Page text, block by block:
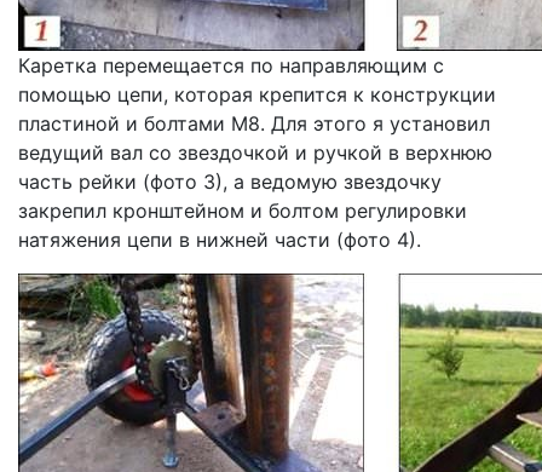
Каретка перемещается по направляющим с
помощью цепи, которая крепится к конструкции
пластиной и болтами М8. Для этого я установил
ведущий вал со звездочкой и ручкой в ​​верхнюю
часть рейки (фото 3), а ведомую звездочку
закрепил кронштейном и болтом регулировки
натяжения цепи в нижней части (фото 4).